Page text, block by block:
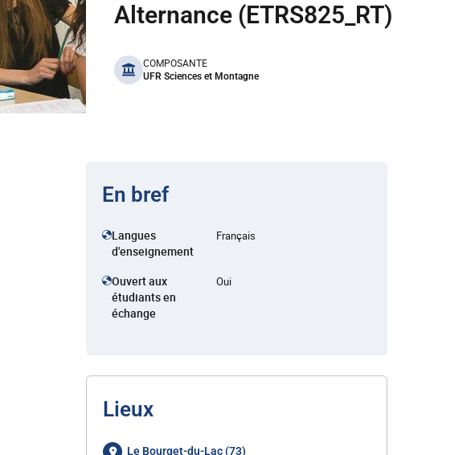
Alternance (ETRS825_RT)
benefits
COMPOSANTE
UFR Sciences et Montagne
En bref
Langues
d'enseignement
Français
Ouvert aux
étudiants en
échange
Oui
Lieux
Le Bourget-du-Lac (73)